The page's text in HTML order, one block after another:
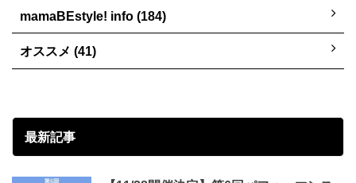
mamaBEstyle! info (184)
オススメ (41)
最新記事